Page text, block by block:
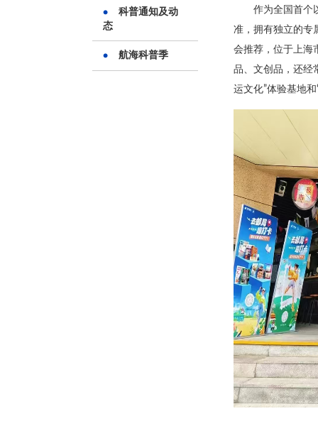
科普通知及动
态
航海科普季
作为全国首个
准，拥有独立的专
会推荐，位于上海
品、文创品，还经
运文化”体验基地